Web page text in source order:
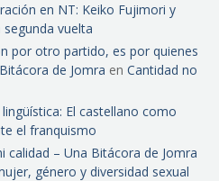
en NT: Keiko Fujimori y
vuelta
por otro partido, es por quienes
de Jomra en Cantidad no
El castellano como
el franquismo
calidad – Una Bitácora de Jomra
género y diversidad sexual